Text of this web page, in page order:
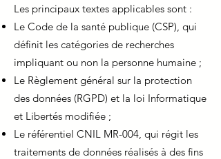
Les principaux textes applicables sont :
Le Code de la santé publique (CSP), qui
définit les catégories de recherches
impliquant ou non la personne humaine ;
Le Règlement général sur la protection
des données (RGPD) et la loi Informatique
et Libertés modifiée ;
Le référentiel CNIL MR-004, qui régit les
traitements de données réalisés à des fins